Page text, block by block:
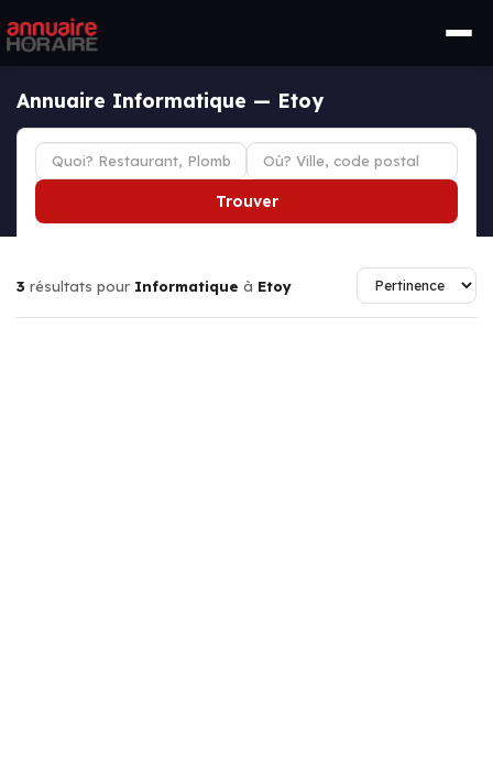
Annuaire Informatique — Etoy
Trouver
3 résultats pour Informatique à Etoy